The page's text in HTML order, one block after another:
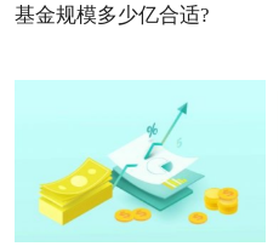
基金规模多少亿合适?